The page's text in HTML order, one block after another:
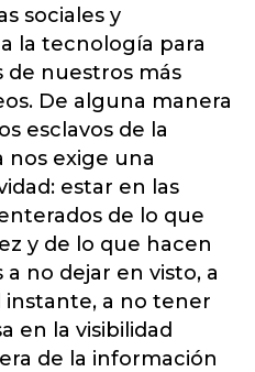
sociales y
la tecnología para
de nuestros más
De alguna manera
esclavos de la
exige una
estar en las
de lo que
y de lo que hacen
a no dejar en visto, a
instante, a no tener
en la visibilidad
de la información